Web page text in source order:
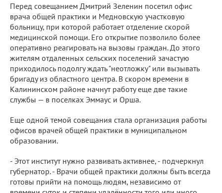
Перед совещанием Дмитрий Зеленин посетил офис
врача общей практики и Медновскую участковую
больницу, при которой работает отделение скорой
медицинской помощи. Его открытие позволило более
оперативно реагировать на вызовы граждан. До этого
жителям отдаленных сельских поселений зачастую
приходилось подолгу ждать "неотложку" или вызывать
бригаду из областного центра. В скором времени в
Калининском районе начнут работу еще две такие
службы — в поселках Эммаус и Орша.
Еще одной темой совещания стала организация работы
офисов врачей общей практики в муниципальном
образовании.
- Этот институт нужно развивать активнее, - подчеркнул
губернатор. - Врачи общей практики должны быть всегда
готовы прийти на помощь людям, независимо от